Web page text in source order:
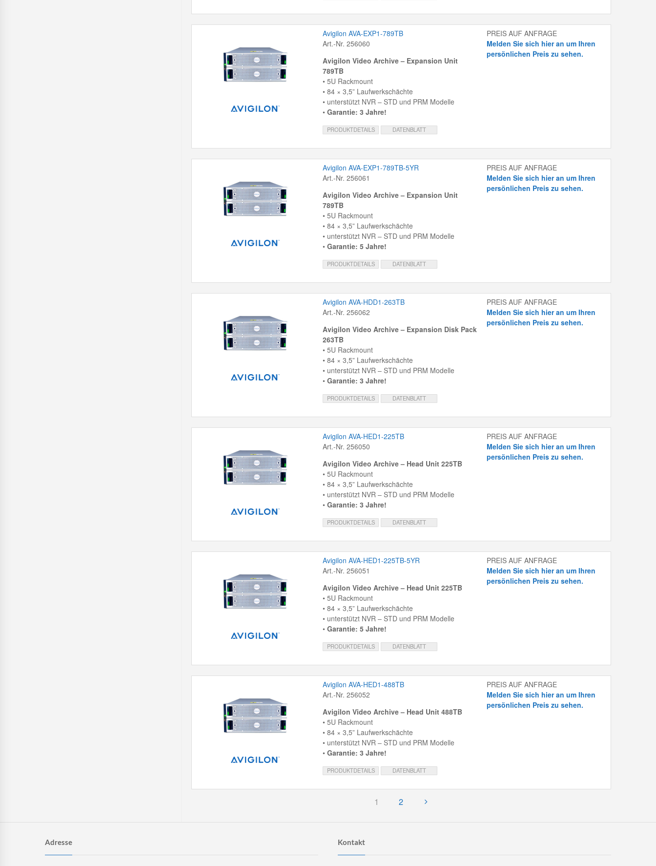
Avigilon AVA-EXP1-789TB
Art.-Nr. 256060
Avigilon Video Archive – Expansion Unit
789TB
• 5U Rackmount
• 84 × 3,5” Laufwerkschächte
• unterstützt NVR – STD und PRM Modelle
• Garantie: 3 Jahre!
PRODUKTDETAILS DATENBLATT
PREIS AUF ANFRAGE
Melden Sie sich hier an um Ihren
persönlichen Preis zu sehen.
Avigilon AVA-EXP1-789TB-5YR
Art.-Nr. 256061
Avigilon Video Archive – Expansion Unit
789TB
• 5U Rackmount
• 84 × 3,5” Laufwerkschächte
• unterstützt NVR – STD und PRM Modelle
• Garantie: 5 Jahre!
PRODUKTDETAILS DATENBLATT
PREIS AUF ANFRAGE
Melden Sie sich hier an um Ihren
persönlichen Preis zu sehen.
Avigilon AVA-HDD1-263TB
Art.-Nr. 256062
Avigilon Video Archive – Expansion Disk Pack
263TB
• 5U Rackmount
• 84 × 3,5” Laufwerkschächte
• unterstützt NVR – STD und PRM Modelle
• Garantie: 3 Jahre!
PRODUKTDETAILS DATENBLATT
PREIS AUF ANFRAGE
Melden Sie sich hier an um Ihren
persönlichen Preis zu sehen.
Avigilon AVA-HED1-225TB
Art.-Nr. 256050
Avigilon Video Archive – Head Unit 225TB
• 5U Rackmount
• 84 × 3,5” Laufwerkschächte
• unterstützt NVR – STD und PRM Modelle
• Garantie: 3 Jahre!
PRODUKTDETAILS DATENBLATT
PREIS AUF ANFRAGE
Melden Sie sich hier an um Ihren
persönlichen Preis zu sehen.
Avigilon AVA-HED1-225TB-5YR
Art.-Nr. 256051
Avigilon Video Archive – Head Unit 225TB
• 5U Rackmount
• 84 × 3,5” Laufwerkschächte
• unterstützt NVR – STD und PRM Modelle
• Garantie: 5 Jahre!
PRODUKTDETAILS DATENBLATT
PREIS AUF ANFRAGE
Melden Sie sich hier an um Ihren
persönlichen Preis zu sehen.
Avigilon AVA-HED1-488TB
Art.-Nr. 256052
Avigilon Video Archive – Head Unit 488TB
• 5U Rackmount
• 84 × 3,5” Laufwerkschächte
• unterstützt NVR – STD und PRM Modelle
• Garantie: 3 Jahre!
PRODUKTDETAILS DATENBLATT
PREIS AUF ANFRAGE
Melden Sie sich hier an um Ihren
persönlichen Preis zu sehen.
1 2
Adresse Kontakt